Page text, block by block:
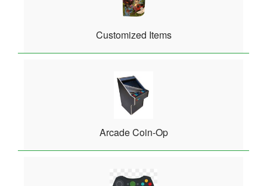
Customized Items
Arcade Coin-Op